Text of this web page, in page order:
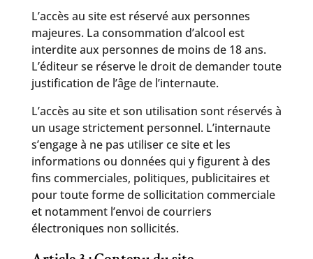
L’accès au site est réservé aux personnes
majeures. La consommation d’alcool est
interdite aux personnes de moins de 18 ans.
L’éditeur se réserve le droit de demander toute
justification de l’âge de l’internaute.
L’accès au site et son utilisation sont réservés à
un usage strictement personnel. L’internaute
s’engage à ne pas utiliser ce site et les
informations ou données qui y figurent à des
fins commerciales, politiques, publicitaires et
pour toute forme de sollicitation commerciale
et notamment l’envoi de courriers
électroniques non sollicités.